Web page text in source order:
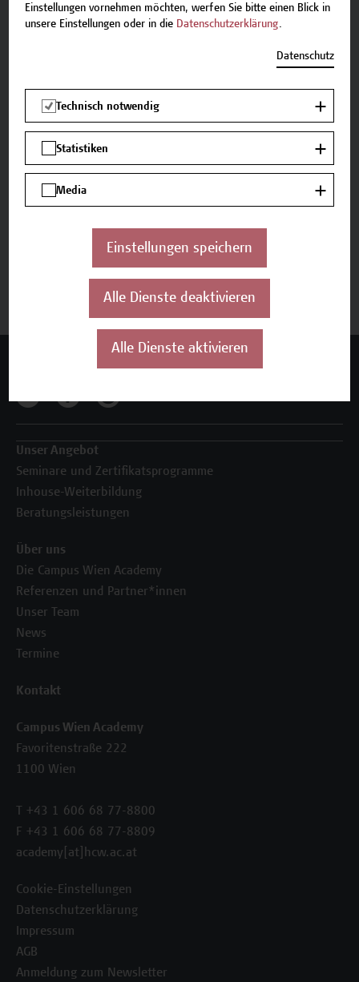
AKTIVIERE GOOGLE MAPS
Die Hochschule Campus Wien erreichen Sie mit der
- Station Altes Landgut
- Station Altes Landgut
Unser Angebot
Seminare und Zertifikatsprogramme
Inhouse-Weiterbildung
Beratungsleistungen
Über uns
Die Campus Wien Academy
Referenzen und Partner*innen
Unser Team
News
Termine
Kontakt
Campus Wien Academy
Favoritenstraße 222
1100 Wien
T +43 1 606 68 77-8800
F +43 1 606 68 77-8809
academy[at]hcw.ac.at
Cookie-Einstellungen
Datenschutzerklärung
Impressum
AGB
Anmeldung zum Newsletter
Einstellungen vornehmen möchten, werfen Sie bitte einen Blick in
unsere Einstellungen oder in die Datenschutzerklärung.
Datenschutz
Technisch notwendig
Statistiken
Media
Einstellungen speichern
Alle Dienste deaktivieren
Alle Dienste aktivieren